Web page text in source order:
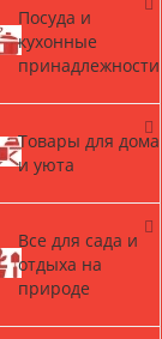
Посуда и
кухонные
принадлежности
Товары для дома
и уюта
Все для сада и
отдыха на
природе